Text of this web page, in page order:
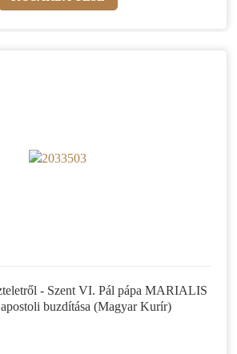
- Szent VI. Pál pápa MARIALIS
buzdítása (Magyar Kurír)